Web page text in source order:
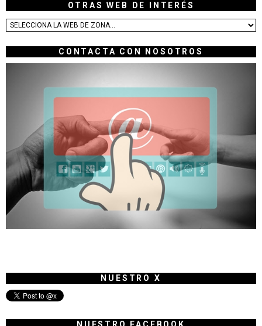
OTRAS WEB DE INTERÉS
CONTACTA CON NOSOTROS
NUESTRO X